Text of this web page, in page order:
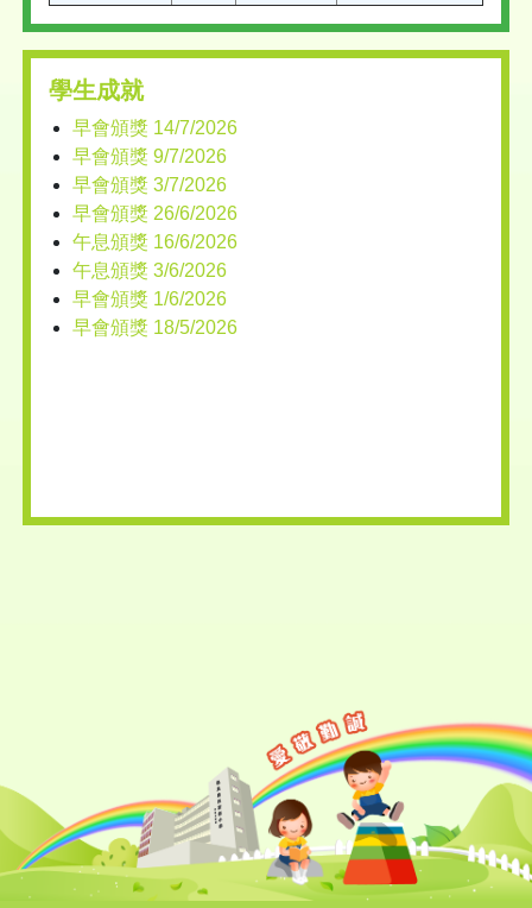
學生成就
早會頒獎 14/7/2026
早會頒獎 9/7/2026
早會頒獎 3/7/2026
早會頒獎 26/6/2026
午息頒獎 16/6/2026
午息頒獎 3/6/2026
早會頒獎 1/6/2026
早會頒獎 18/5/2026